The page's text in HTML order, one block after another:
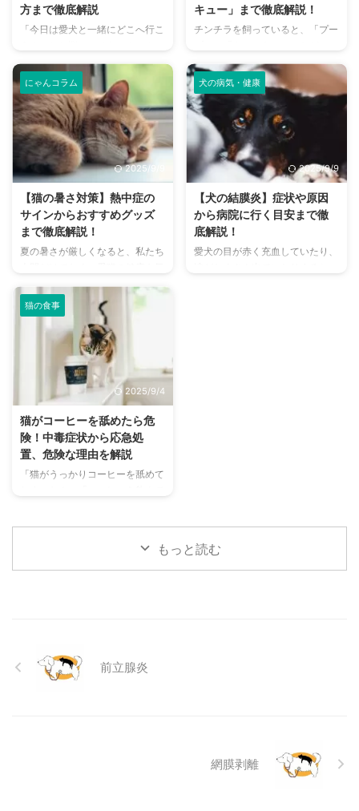
方まで徹底解説
「今日は愛犬と一緒にどこへ行こ
か？大阪には、広大な敷地でのび
のびと遊べるドッグランから、都
心でアクセスしやすい便利な施設
まで、魅力的なドッグランがたく
さんあります。 しかし、「初め
てドッグランに行くから不安」
「どの施設が愛犬に合っているか
わからない」という方も多いので
はないでしょうか。 この記事で
は、大阪府内にある人気のドッグ
ランを厳選し、料金、広さ、利用
条件、設備など、気になる情報を
網羅的に解説します。 さらに、
や、初心者でも安心して利用する
ための ...
キュー」まで徹底解説！
チンチラを飼っていると、「プー
まざまな鳴き声が聞こえてくるこ
とがありますよね。 チンチラは
犬や猫のように鳴き声で感情を表
現するため、その鳴き声の意味を
理解することは、愛チンチラとの
関係を深める上で非常に大切で
す。 この記事では、チンチラの
代表的な鳴き声の種類とその意味
を詳しく解説します。 さらに、
鳴き声からわかるストレスや病気
のサイン、チンチラが鳴く理由を
理解して良好な関係を築くための
ヒントもご紹介します。 この記
にゃんコラム
2025/9/9
【猫の暑さ対策】熱中症の
サインからおすすめグッズ
まで徹底解説！
夏の暑さが厳しくなると、私たち
になりますよね。特に猫は汗腺が
少なく、人間のように汗をかいて
体温を調節することが苦手なた
め、熱中症になりやすい動物で
す。 この記事では、猫の熱中症
の初期サインから、エアコンを使
わずにできる効果的な暑さ対策、
快適に過ごせるひんやりグッズの
さらに、留守番中の注意点や、猫
が本当に喜ぶ暑さ対策について、
当メディアの編集部が実際に試し
た体験談もご紹介します。この記
る ...
犬の病気・健康
2025/9/9
【犬の結膜炎】症状や原因
から病院に行く目安まで徹
底解説！
愛犬の目が赤く充血していたり、
...
猫の食事
2025/9/4
猫がコーヒーを舐めたら危
険！中毒症状から応急処
置、危険な理由を解説
「猫がうっかりコーヒーを舐めて
み物であるコーヒーには、猫にと
って非常に危険な成分であるカフ
に現れる症状や、すぐに取るべき
応急処置、そして日頃からできる
もっと読む
前立腺炎
網膜剥離